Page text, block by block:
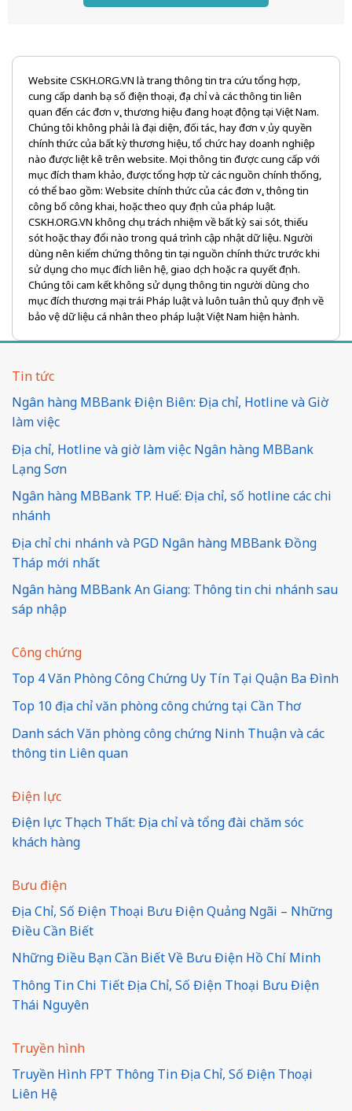
Website CSKH.ORG.VN là trang thông tin tra cứu tổng hợp,
cung cấp danh bạ số điện thoại, địa chỉ và các thông tin liên
quan đến các đơn vị, thương hiệu đang hoạt động tại Việt Nam.
Chúng tôi không phải là đại diện, đối tác, hay đơn vị ủy quyền
chính thức của bất kỳ thương hiệu, tổ chức hay doanh nghiệp
nào được liệt kê trên website. Mọi thông tin được cung cấp với
mục đích tham khảo, được tổng hợp từ các nguồn chính thống,
có thể bao gồm: Website chính thức của các đơn vị, thông tin
công bố công khai, hoặc theo quy định của pháp luật.
CSKH.ORG.VN không chịu trách nhiệm về bất kỳ sai sót, thiếu
sót hoặc thay đổi nào trong quá trình cập nhật dữ liệu. Người
dùng nên kiểm chứng thông tin tại nguồn chính thức trước khi
sử dụng cho mục đích liên hệ, giao dịch hoặc ra quyết định.
Chúng tôi cam kết không sử dụng thông tin người dùng cho
mục đích thương mại trái Pháp luật và luôn tuân thủ quy định về
bảo vệ dữ liệu cá nhân theo pháp luật Việt Nam hiện hành.
Tin tức
Ngân hàng MBBank Điện Biên: Địa chỉ, Hotline và Giờ
làm việc
Địa chỉ, Hotline và giờ làm việc Ngân hàng MBBank
Lạng Sơn
Ngân hàng MBBank TP. Huế: Địa chỉ, số hotline các chi
nhánh
Địa chỉ chi nhánh và PGD Ngân hàng MBBank Đồng
Tháp mới nhất
Ngân hàng MBBank An Giang: Thông tin chi nhánh sau
sáp nhập
Công chứng
Top 4 Văn Phòng Công Chứng Uy Tín Tại Quận Ba Đình
Top 10 địa chỉ văn phòng công chứng tại Cần Thơ
Danh sách Văn phòng công chứng Ninh Thuận và các
thông tin Liên quan
Điện lực
Điện lực Thạch Thất: Địa chỉ và tổng đài chăm sóc
khách hàng
Bưu điện
Địa Chỉ, Số Điện Thoại Bưu Điện Quảng Ngãi – Những
Điều Cần Biết
Những Điều Bạn Cần Biết Về Bưu Điện Hồ Chí Minh
Thông Tin Chi Tiết Địa Chỉ, Số Điện Thoại Bưu Điện
Thái Nguyên
Truyền hình
Truyền Hình FPT Thông Tin Địa Chỉ, Số Điện Thoại
Liên Hệ